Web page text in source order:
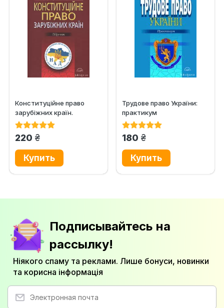
Конституційне право
зарубіжних країн.
Підручник
220 грн.
Трудове право України:
практикум
180 грн.
Подписывайтесь на
рассылку!
Ніякого спаму та реклами. Лише бонуси, новинки
та корисна інформація